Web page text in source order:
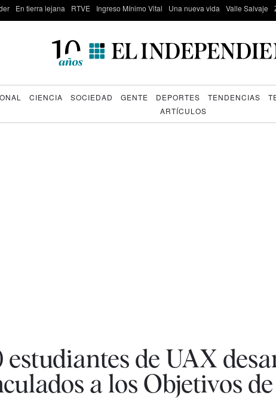
En tierra lejana RTVE Ingreso Mínimo Vital Una nueva vida Valle Salvaje
CIENCIA SOCIEDAD GENTE DEPORTES TENDENCIAS
ARTÍCULOS
estudiantes de UAX
a los Objetivos